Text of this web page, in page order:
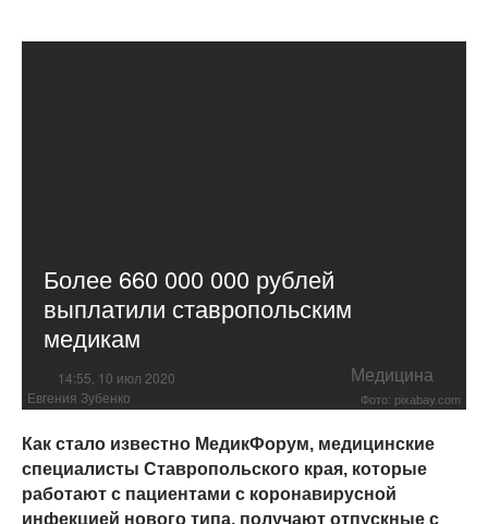
Более 660 000 000 рублей
выплатили ставропольским
медикам
14:55, 10 июл 2020 Медицина
Евгения Зубенко Фото: pixabay.com
Как стало известно МедикФорум, медицинские
специалисты Ставропольского края, которые
работают с пациентами с коронавирусной
инфекцией нового типа, получают отпускные с